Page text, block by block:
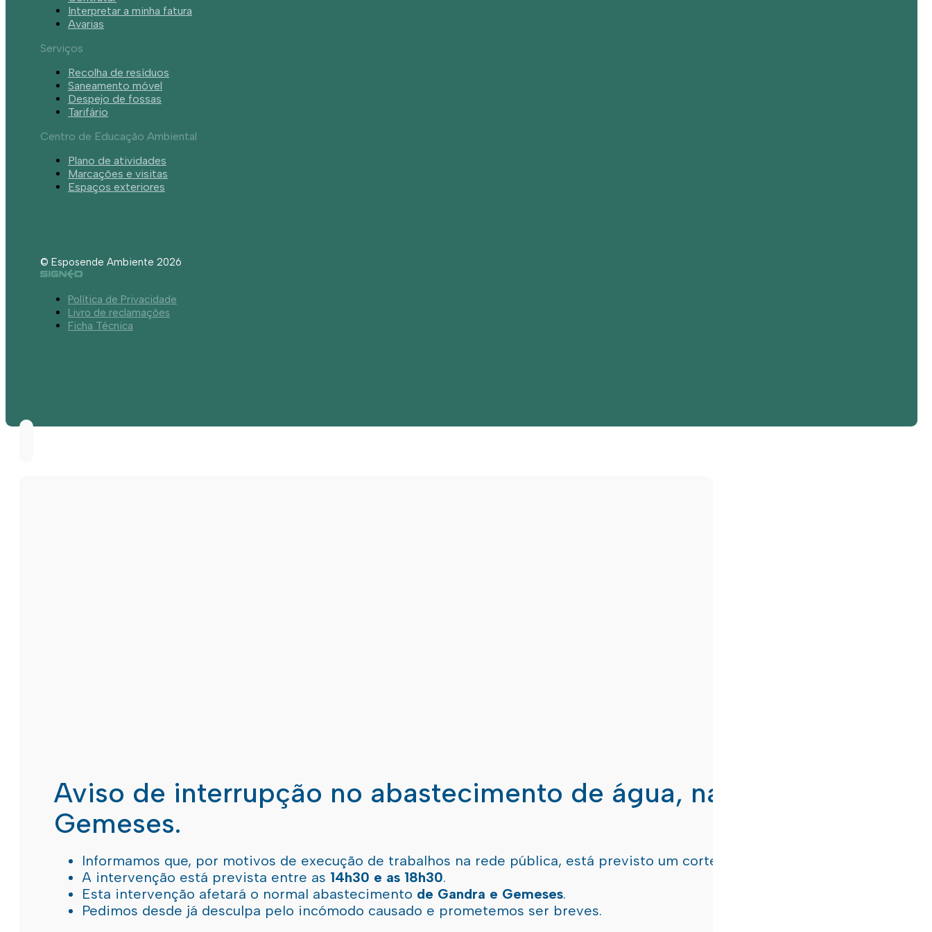
Interpretar a minha fatura
Avarias
Serviços
Recolha de resíduos
Saneamento móvel
Despejo de fossas
Tarifário
Centro de Educação Ambiental
Plano de atividades
Marcações e visitas
Espaços exteriores
© Esposende Ambiente 2026
Política de Privacidade
Livro de reclamações
Ficha Técnica
Aviso de interrupção no abastecimento de água, nas freguesias de
Gemeses.
Informamos que, por motivos de execução de trabalhos na rede pública, está previsto um corte de água
A intervenção está prevista entre as 14h30 e as 18h30.
Esta intervenção afetará o normal abastecimento de Gandra e Gemeses.
Pedimos desde já desculpa pelo incómodo causado e prometemos ser breves.